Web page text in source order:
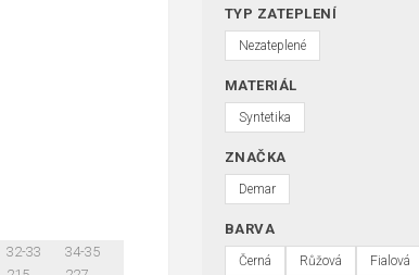
32-33
34-35
TYP ZATEPLENÍ
Nezateplené
MATERIÁL
Syntetika
ZNAČKA
Demar
BARVA
Černá Růžová Fialová